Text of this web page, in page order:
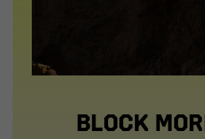
BLOCK